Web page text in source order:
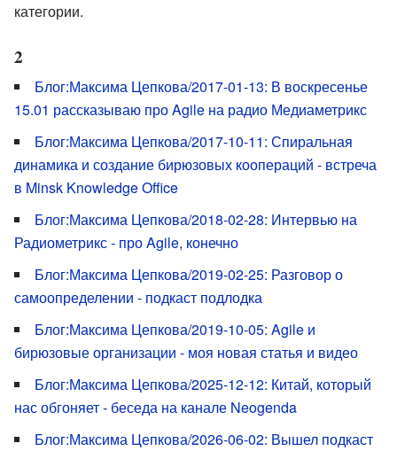
категории.
2
Блог:Максима Цепкова/2017-01-13: В воскресенье
15.01 рассказываю про Agile на радио Медиаметрикс
Блог:Максима Цепкова/2017-10-11: Спиральная
динамика и создание бирюзовых коопераций - встреча
в Minsk Knowledge Office
Блог:Максима Цепкова/2018-02-28: Интервью на
Радиометрикс - про Agile, конечно
Блог:Максима Цепкова/2019-02-25: Разговор о
самоопределении - подкаст подлодка
Блог:Максима Цепкова/2019-10-05: Agile и
бирюзовые организации - моя новая статья и видео
Блог:Максима Цепкова/2025-12-12: Китай, который
нас обгоняет - беседа на канале Neogenda
Блог:Максима Цепкова/2026-06-02: Вышел подкаст